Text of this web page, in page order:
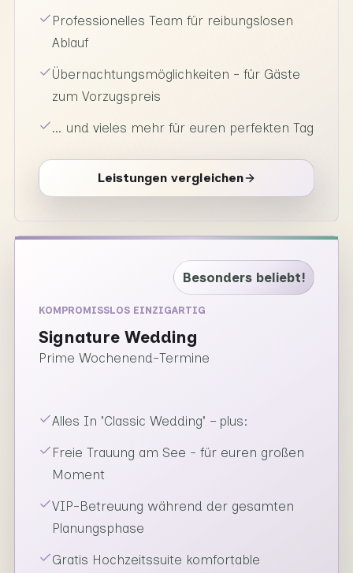
Professionelles Team für reibungslosen
Ablauf
Übernachtungsmöglichkeiten - für Gäste
zum Vorzugspreis
… und vieles mehr für euren perfekten Tag
Leistungen vergleichen
Besonders beliebt!
KOMPROMISSLOS EINZIGARTIG
Signature Wedding
Prime Wochenend-Termine
Alles In 'Classic Wedding' – plus:
Freie Trauung am See - für euren großen
Moment
VIP-Betreuung während der gesamten
Planungsphase
Gratis Hochzeitssuite komfortable